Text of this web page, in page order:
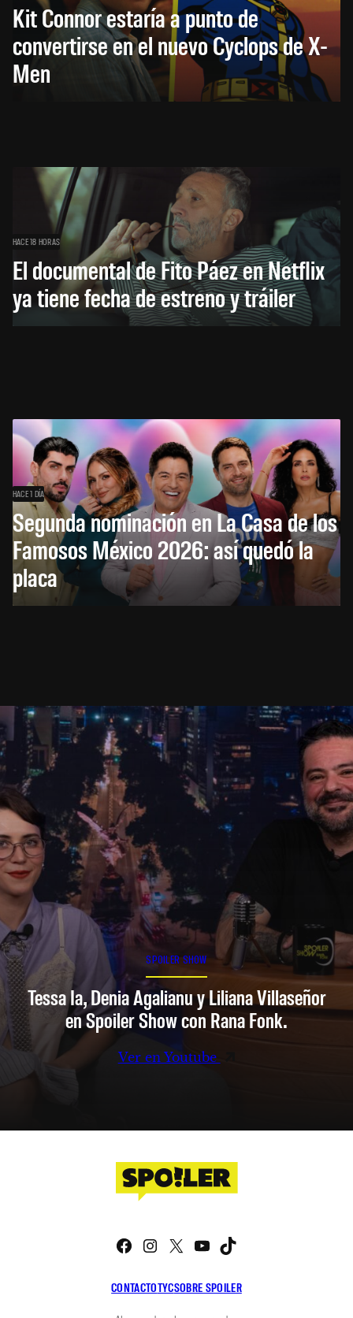
Kit Connor estaría a punto de
convertirse en el nuevo Cyclops de X-
Men
HACE 18 HORAS
El documental de Fito Páez en Netflix
ya tiene fecha de estreno y tráiler
HACE 1 DÍA
Segunda nominación en La Casa de los
Famosos México 2026: así quedó la
placa
SPOILER SHOW
Tessa Ia, Denia Agalianu y Liliana Villaseñor
en Spoiler Show con Rana Fonk.
Ver en Youtube
CONTACTOTYCSOBRE SPOILER
Facebook
Instagram
X YouTube